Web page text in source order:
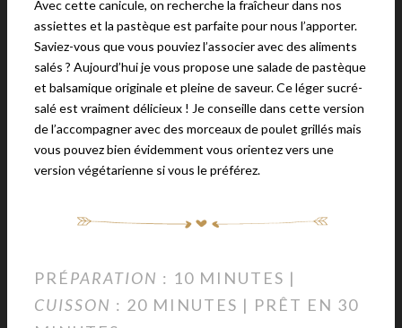
Avec cette canicule, on recherche la fraîcheur dans nos
assiettes et la pastèque est parfaite pour nous l’apporter.
Saviez-vous que vous pouviez l’associer avec des aliments
salés ? Aujourd’hui je vous propose une salade de pastèque
et balsamique originale et pleine de saveur. Ce léger sucré-
salé est vraiment délicieux ! Je conseille dans cette version
de l’accompagner avec des morceaux de poulet grillés mais
vous pouvez bien évidemment vous orientez vers une
version végétarienne si vous le préférez.
PRÉPARATION : 10 MINUTES |
CUISSON : 20 MINUTES | PRÊT EN 30